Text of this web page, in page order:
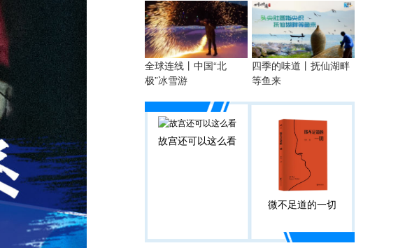
全球连线丨中国“北
极”冰雪游
四季的味道丨抚仙湖畔
等鱼来
故宫还可以这么看
微不足道的一切